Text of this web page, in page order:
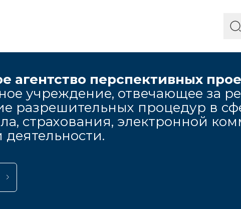
агентство перспективных
учреждение, отвечающее за
разрешительных процедур в
страхования, электронной
деятельности.